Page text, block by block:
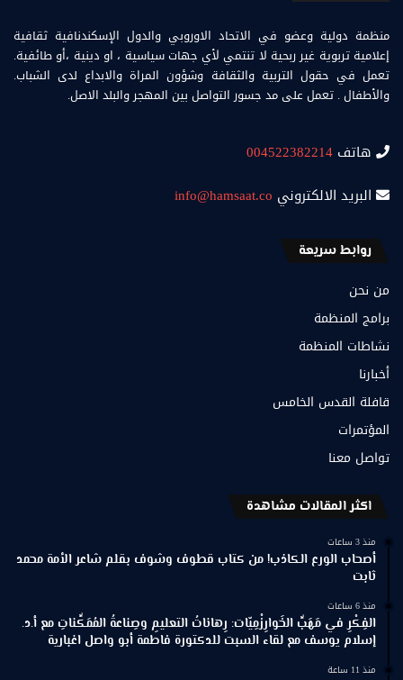
منظمة دولية وعضو في الاتحاد الاوروبي والدول الإسكندنافية ثقافية
إعلامية تربوية غير ربحية لا تنتمي لأي جهات سياسية ، او دينية ،أو طائفية.
تعمل في حقول التربية والثقافة وشؤون المراة والابداع لدى الشباب.
والأطفال . تعمل على مد جسور التواصل بين المهجر والبلد الاصل.
هاتف 004522382214
البريد الالكتروني info@hamsaat.co
روابط سريعة
من نحن
برامج المنظمة
نشاطات المنظمة
أخبارنا
قافلة القدس الخامس
المؤتمرات
تواصل معنا
اكثر المقالات مشاهدة
منذ 3 ساعات
أصحاب الورع الكاذب! من كتاب قطوف وشوف بقلم شاعر الأمة محمد
ثابت
منذ 6 ساعات
الفِكْرِ في مَهَبِّ الخَوارِزْمِيّات: رِهاناتُ التعليمِ وصِناعةُ المُمَكِّناتِ مع أ.د.
إسلام يوسف مع لقاء السبت للدكتورة فاطمة أبو واصل اغبارية
منذ 11 ساعة